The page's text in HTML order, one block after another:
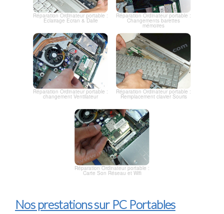
Réparation Ordinateur portable :
Eclairage Ecran & Dalle
Réparation Ordinateur portable :
Changements barettes
mémoires
Réparation Ordinateur portable :
changement Ventilateur
Réparation Ordinateur portable :
Remplacement clavier Souris
Réparation Ordinateur portable :
Carte Son Réseau et Wifi
Nos prestations sur PC Portables